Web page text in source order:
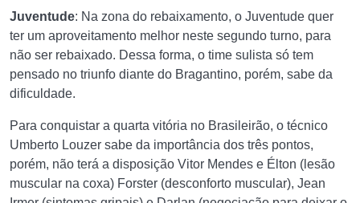
Juventude: Na zona do rebaixamento, o Juventude quer
ter um aproveitamento melhor neste segundo turno, para
não ser rebaixado. Dessa forma, o time sulista só tem
pensado no triunfo diante do Bragantino, porém, sabe da
dificuldade.
Para conquistar a quarta vitória no Brasileirão, o técnico
Umberto Louzer sabe da importância dos três pontos,
porém, não terá a disposição Vitor Mendes e Élton (lesão
muscular na coxa) Forster (desconforto muscular), Jean